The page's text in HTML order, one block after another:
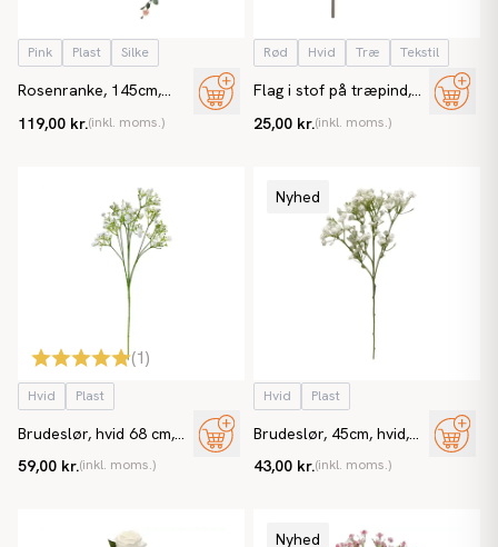
Pink Plast Silke
Rosenranke, 145cm,
119,00 kr.(inkl. moms.)
Rød Hvid Træ Tekstil
Flag i stof på træpind,
61cm
25,00 kr.(inkl. moms.)
(1)
Hvid Plast
Brudeslør, hvid 68 cm,
59,00 kr.(inkl. moms.)
Nyhed
Hvid Plast
Brudeslør, 45cm, hvid,
43,00 kr.(inkl. moms.)
Nyhed